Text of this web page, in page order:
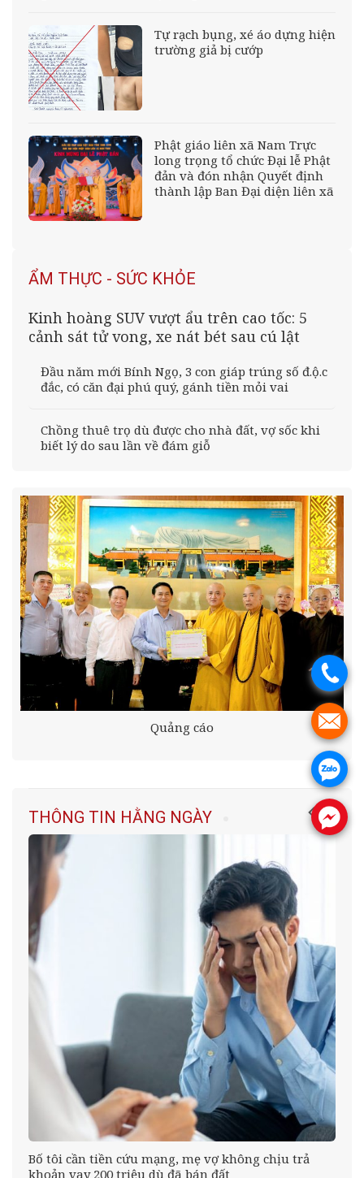
Tự rạch bụng, xé áo dựng hiện
trường giả bị cướp
Phật giáo liên xã Nam Trực
long trọng tổ chức Đại lễ Phật
đản và đón nhận Quyết định
thành lập Ban Đại diện liên xã
ẨM THỰC - SỨC KHỎE
Kinh hoàng SUV vượt ẩu trên cao tốc: 5
cảnh sát tử vong, xe nát bét sau cú lật
Đầu năm mới Bính Ngọ, 3 con giáp trúng số đ.ộ.c
đắc, có căn đại phú quý, gánh tiền mỏi vai
Chồng thuê trọ dù được cho nhà đất, vợ sốc khi
biết lý do sau lần về đám giỗ
Quảng cáo
THÔNG TIN HẰNG NGÀY
Bố tôi cần tiền cứu mạng, mẹ vợ không chịu trả
khoản vay 200 triệu dù đã bán đất
.
.
.
.